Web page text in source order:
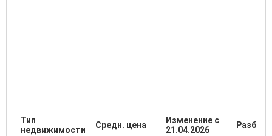
Тип
недвижимости
Средн. цена
Изменение с
21.04.2026